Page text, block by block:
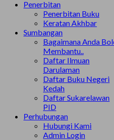
Penerbitan
Penerbitan Buku
Keratan Akhbar
Sumbangan
Bagaimana Anda
Membantu..
Daftar Ilmuan
Darulaman
Daftar Buku Negeri
Kedah
Daftar Sukarelawan
PID
Perhubungan
Hubungi Kami
Admin Login